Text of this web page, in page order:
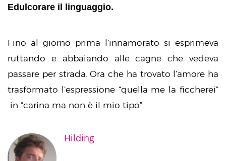
Edulcorare il linguaggio.
Fino al giorno prima l’innamorato si esprimeva
ruttando e abbaiando alle cagne che vedeva
passare per strada. Ora che ha trovato l’amore ha
trasformato l’espressione “quella me la ficcherei”
in “carina ma non è il mio tipo”.
Hilding